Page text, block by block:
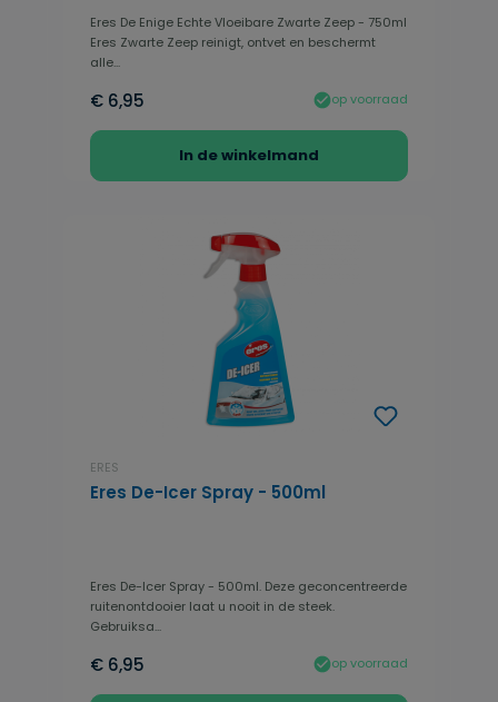
Eres De Enige Echte Vloeibare Zwarte Zeep - 750ml
Eres Zwarte Zeep reinigt, ontvet en beschermt
alle...
€ 6,95 op voorraad
In de winkelmand
ERES
Eres De-Icer Spray - 500ml
Eres De-Icer Spray - 500ml. Deze geconcentreerde
ruitenontdooier laat u nooit in de steek.
Gebruiksa...
€ 6,95 op voorraad